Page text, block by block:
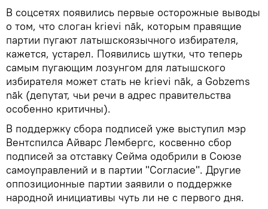
В соцсетях появились первые осторожные выводы
о том, что слоган krievi nāk, которым правящие
партии пугают латышскоязычного избирателя,
кажется, устарел. Появились шутки, что теперь
самым пугающим лозунгом для латышского
избирателя может стать не krievi nāk, а Gobzems
nāk (депутат, чьи речи в адрес правительства
особенно критичны).
В поддержку сбора подписей уже выступил мэр
Вентспилса Айварс Лембергс, косвенно сбор
подписей за отставку Сейма одобрили в Союзе
самоуправлений и в партии "Согласие". Другие
оппозиционные партии заявили о поддержке
народной инициативы чуть ли не с первого дня.